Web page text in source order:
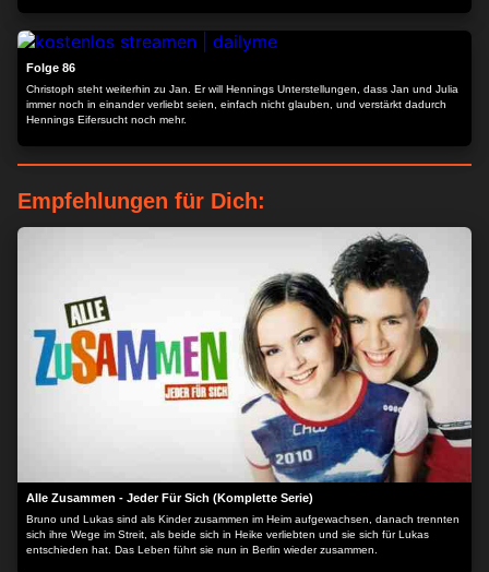
Folge 86
Christoph steht weiterhin zu Jan. Er will Hennings Unterstellungen, dass Jan und Julia
immer noch in einander verliebt seien, einfach nicht glauben, und verstärkt dadurch
Hennings Eifersucht noch mehr.
Empfehlungen für Dich:
Alle Zusammen - Jeder Für Sich (Komplette Serie)
Bruno und Lukas sind als Kinder zusammen im Heim aufgewachsen, danach trennten
sich ihre Wege im Streit, als beide sich in Heike verliebten und sie sich für Lukas
entschieden hat. Das Leben führt sie nun in Berlin wieder zusammen.